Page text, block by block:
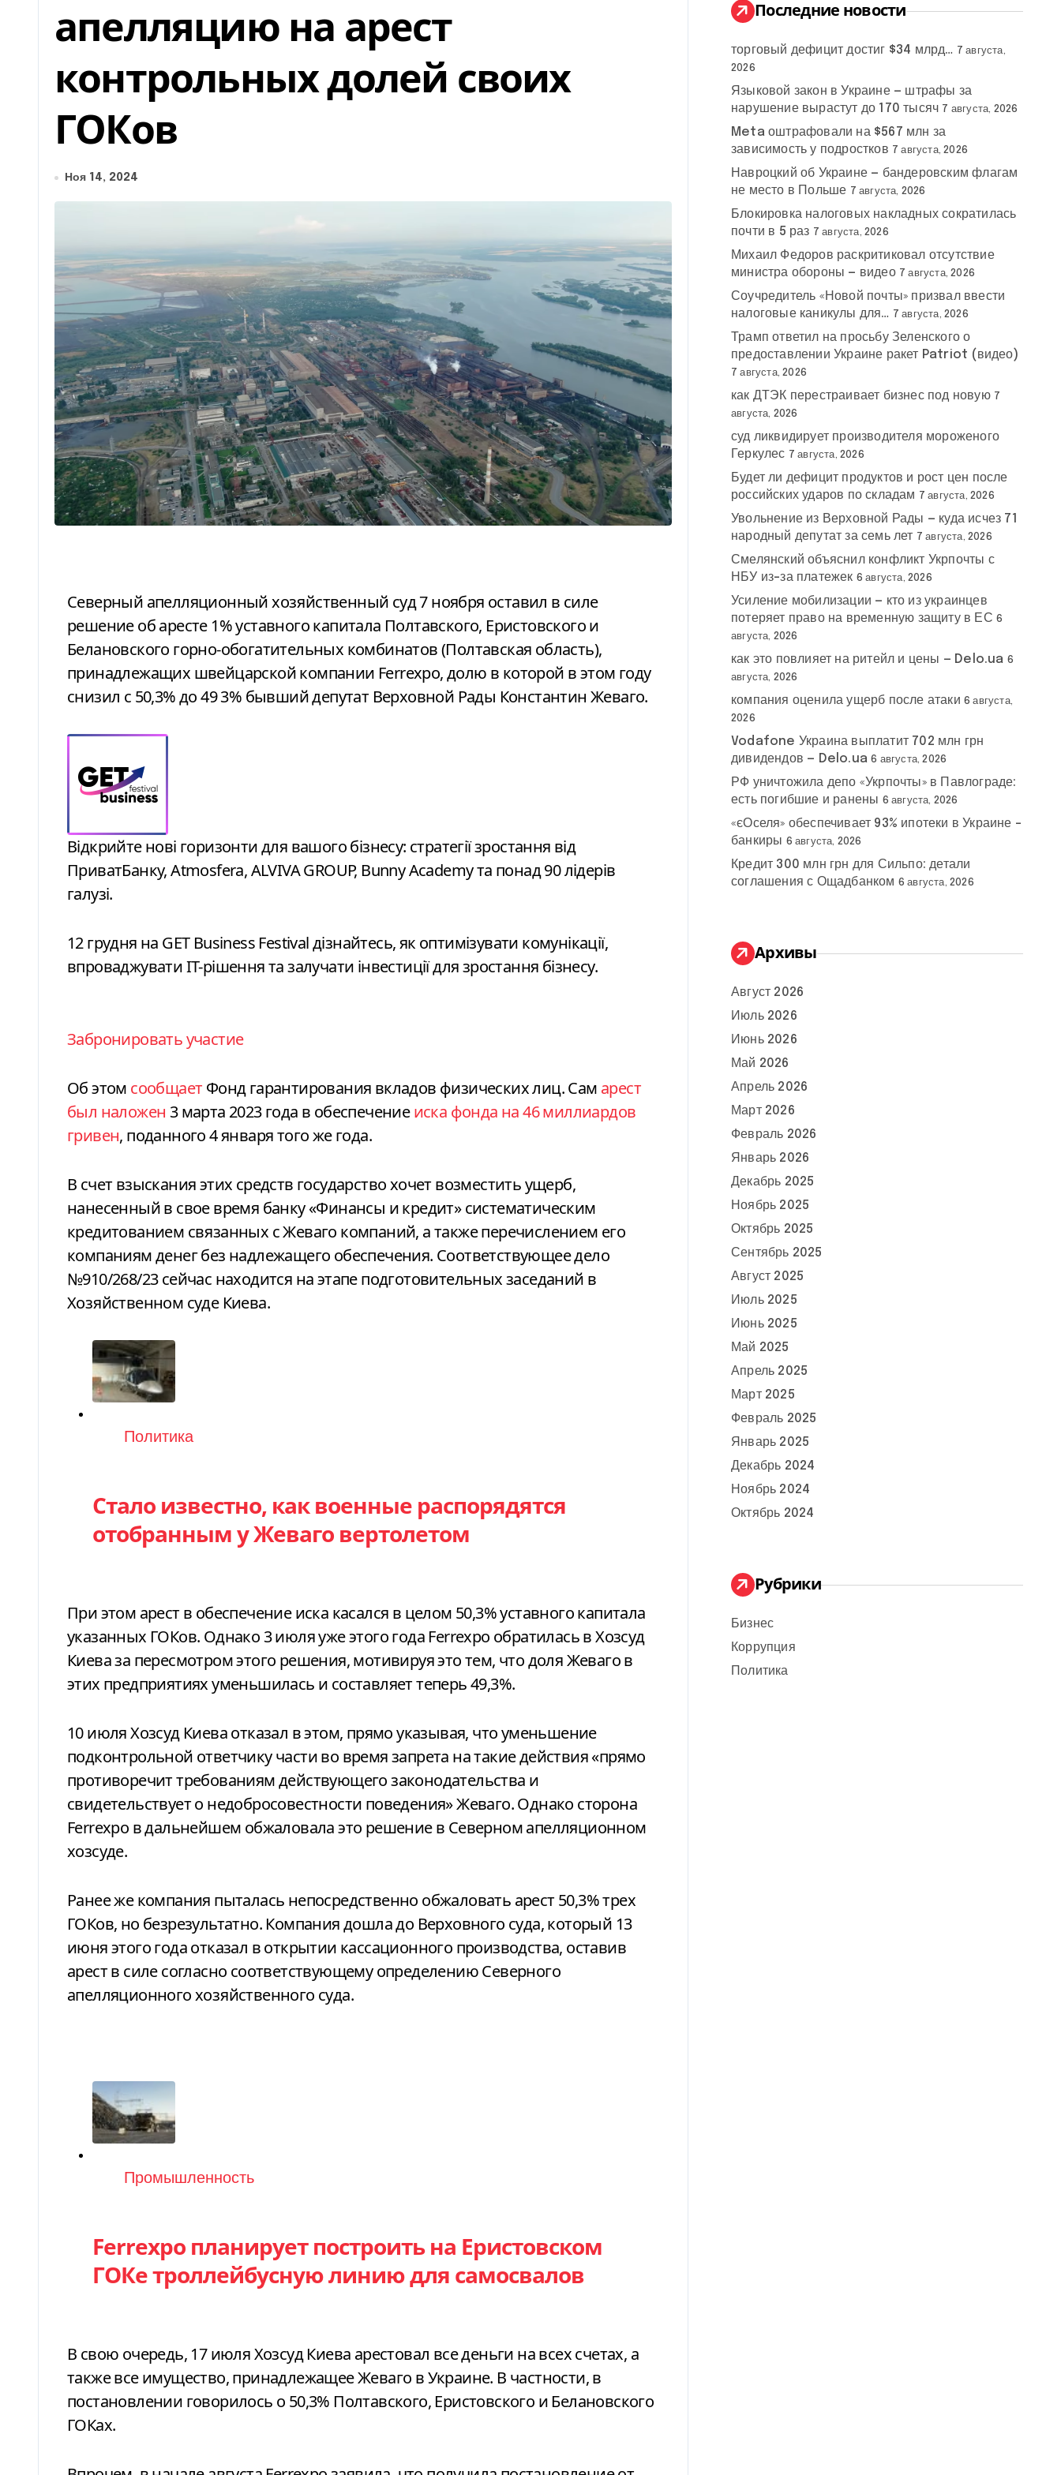
апелляцию на арест
контрольных долей своих
ГОКов
Ноя 14, 2024
Северный апелляционный хозяйственный суд 7 ноября оставил в силе
решение об аресте 1% уставного капитала Полтавского, Еристовского и
Белановского горно-обогатительных комбинатов (Полтавская область),
принадлежащих швейцарской компании Ferrexpo, долю в которой в этом году
снизил с 50,3% до 49 3% бывший депутат Верховной Рады Константин Жеваго.
Відкрийте нові горизонти для вашого бізнесу: стратегії зростання від
ПриватБанку, Atmosfera, ALVIVA GROUP, Bunny Academy та понад 90 лідерів
галузі.
12 грудня на GET Business Festival дізнайтесь, як оптимізувати комунікації,
впроваджувати ІТ-рішення та залучати інвестиції для зростання бізнесу.
Забронировать участие
Об этом сообщает Фонд гарантирования вкладов физических лиц. Сам арест
был наложен 3 марта 2023 года в обеспечениеиска фонда на 46 миллиардов
гривен, поданного 4 января того же года.
В счет взыскания этих средств государство хочет возместить ущерб,
нанесенный в свое время банку «Финансы и кредит» систематическим
кредитованием связанных с Жеваго компаний, а также перечислением его
компаниям денег без надлежащего обеспечения. Соответствующее дело
№910/268/23 сейчас находится на этапе подготовительных заседаний в
Хозяйственном суде Киева.
Категория
Политика
Стало известно, как военные распорядятся
отобранным у Жеваго вертолетом
При этом арест в обеспечение иска касался в целом 50,3% уставного капитала
указанных ГОКов. Однако 3 июля уже этого года Ferrexpo обратилась в Хозсуд
Киева за пересмотром этого решения, мотивируя это тем, что доля Жеваго в
этих предприятиях уменьшилась и составляет теперь 49,3%.
10 июля Хозсуд Киева отказал в этом, прямо указывая, что уменьшение
подконтрольной ответчику части во время запрета на такие действия «прямо
противоречит требованиям действующего законодательства и
свидетельствует о недобросовестности поведения» Жеваго. Однако сторона
Ferrexpo в дальнейшем обжаловала это решение в Северном апелляционном
хозсуде.
Ранее же компания пыталась непосредственно обжаловать арест 50,3% трех
ГОКов, но безрезультатно. Компания дошла до Верховного суда, который 13
июня этого года отказал в открытии кассационного производства, оставив
арест в силе согласно соответствующему определению Северного
апелляционного хозяйственного суда.
Категория
Промышленность
Ferrexpo планирует построить на Еристовском
ГОКе троллейбусную линию для самосвалов
В свою очередь, 17 июля Хозсуд Киева арестовал все деньги на всех счетах, а
также все имущество, принадлежащее Жеваго в Украине. В частности, в
постановлении говорилось о 50,3% Полтавского, Еристовского и Белановского
ГОКах.
:
Последние новости
торговый дефицит достиг $34 млрд… 7 августа,
2026
Языковой закон в Украине — штрафы за
нарушение вырастут до 170 тысяч 7 августа, 2026
Meta оштрафовали на $567 млн за
зависимость у подростков 7 августа, 2026
Навроцкий об Украине — бандеровским флагам
не место в Польше 7 августа, 2026
Блокировка налоговых накладных сократилась
почти в 5 раз 7 августа, 2026
Михаил Федоров раскритиковал отсутствие
министра обороны — видео 7 августа, 2026
Соучредитель «Новой почты» призвал ввести
налоговые каникулы для… 7 августа, 2026
Трамп ответил на просьбу Зеленского о
предоставлении Украине ракет Patriot (видео)
7 августа, 2026
как ДТЭК перестраивает бизнес под новую 7
августа, 2026
суд ликвидирует производителя мороженого
Геркулес 7 августа, 2026
Будет ли дефицит продуктов и рост цен после
российских ударов по складам 7 августа, 2026
Увольнение из Верховной Рады — куда исчез 71
народный депутат за семь лет 7 августа, 2026
Смелянский объяснил конфликт Укрпочты с
НБУ из-за платежек 6 августа, 2026
Усиление мобилизации — кто из украинцев
потеряет право на временную защиту в ЕС 6
августа, 2026
как это повлияет на ритейл и цены — Delo.ua 6
августа, 2026
компания оценила ущерб после атаки 6 августа,
2026
Vodafone Украина выплатит 702 млн грн
дивидендов — Delo.ua 6 августа, 2026
РФ уничтожила депо «Укрпочты» в Павлограде:
есть погибшие и ранены 6 августа, 2026
«єОселя» обеспечивает 93% ипотеки в Украине –
банкиры 6 августа, 2026
Кредит 300 млн грн для Сильпо: детали
соглашения с Ощадбанком 6 августа, 2026
Архивы
Август 2026
Июль 2026
Июнь 2026
Май 2026
Апрель 2026
Март 2026
Февраль 2026
Январь 2026
Декабрь 2025
Ноябрь 2025
Октябрь 2025
Сентябрь 2025
Август 2025
Июль 2025
Июнь 2025
Май 2025
Апрель 2025
Март 2025
Февраль 2025
Январь 2025
Декабрь 2024
Ноябрь 2024
Октябрь 2024
Рубрики
Бизнес
Коррупция
Политика